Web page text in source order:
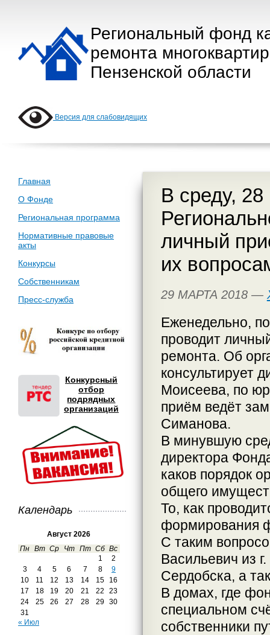
Региональный фонд
ремонта
Пензенской области
Версия для слабовидящих
Главная
О Фонде
Региональная программа
Нормативные правовые
акты
Конкурсы
Собственникам
Пресс-служба
Конкурсный
отбор
подрядных
организаций
Календарь
Август 2026
Пн Вт Ср Чт Пт Сб Вс
1
2
3
4 5 6 7 8
9
10
11 12 13 14 15
16
17
18 19 20 21 22
23
24
25 26 27 28 29
30
31
« Июл
В среду,
личный
их
29 МАРТА 2018 —
Еженедельно,
проводит
ремонта. Об
консультирует
Моисеева, по
приём ведёт
Симанова.
В минувшую
директора
каков порядок
общего
То, как
формирования
С таким
Васильевич из
Сердобска, а
В домах, где
специальном
собственники